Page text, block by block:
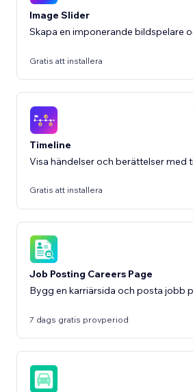
Image Slider
Skapa en imponerande bildspelare
Gratis att installera
Timeline
Visa händelser och berättelser med
Gratis att installera
Job Posting Careers Page
Bygg en karriärsida och posta jobb
7 dags gratis provperiod